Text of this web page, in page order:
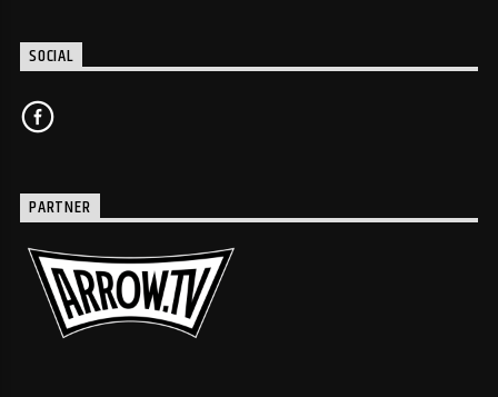
SOCIAL
PARTNER